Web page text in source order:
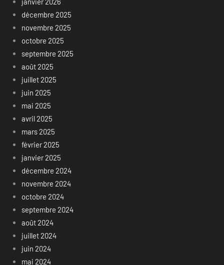
décembre 2025
novembre 2025
octobre 2025
septembre 2025
août 2025
juillet 2025
juin 2025
mai 2025
avril 2025
mars 2025
février 2025
janvier 2025
décembre 2024
novembre 2024
octobre 2024
septembre 2024
août 2024
juillet 2024
juin 2024
mai 2024